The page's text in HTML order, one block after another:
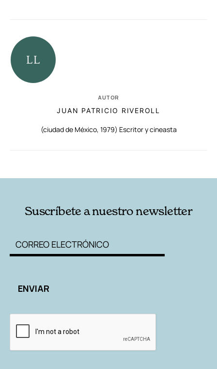
AUTOR
JUAN PATRICIO RIVEROLL
(ciudad de México, 1979) Escritor y cineasta
Suscríbete a nuestro newsletter